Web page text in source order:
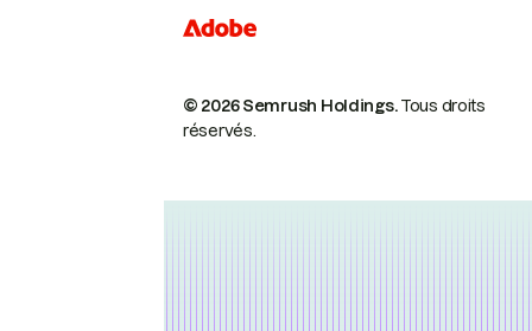
© 2026 Semrush Holdings.Tous droits
réservés.